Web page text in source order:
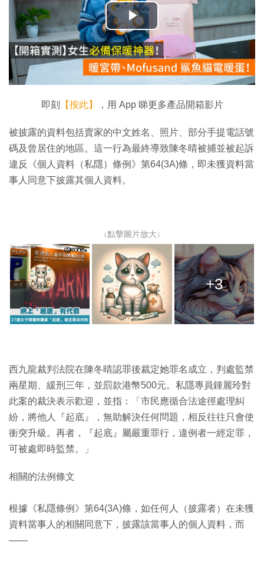
播
放
影
片
即刻 【按此】 ，用 App 睇更多產品開箱影片
被披露的資料包括賣家的中文姓名、照片、部分手提電話號
碼及曾居住的地區。這一行為最終導致陳冬晴被捕並被起訴
違反《個人資料（私隱）條例》第64(3A)條，即未獲資料當
事人同意下披露其個人資料。
↓點擊圖片放大↓
+3
西九龍裁判法院在陳冬晴認罪後裁定她罪名成立，判處監禁
兩星期、緩刑三年，並罰款港幣500元。私隱專員鍾麗玲對
此案的裁決表示歡迎，並指：「市民應循合法途徑處理糾
紛，將他人『起底』，無助解決任何問題，相反往往只會使
衝突升級。再者，『起底』屬嚴重罪行，違例者一經定罪，
可被處即時監禁。」
相關的法例條文
根據《私隱條例》第64(3A)條，如任何人（披露者）在未獲
資料當事人的相關同意下，披露該當事人的個人資料，而
——